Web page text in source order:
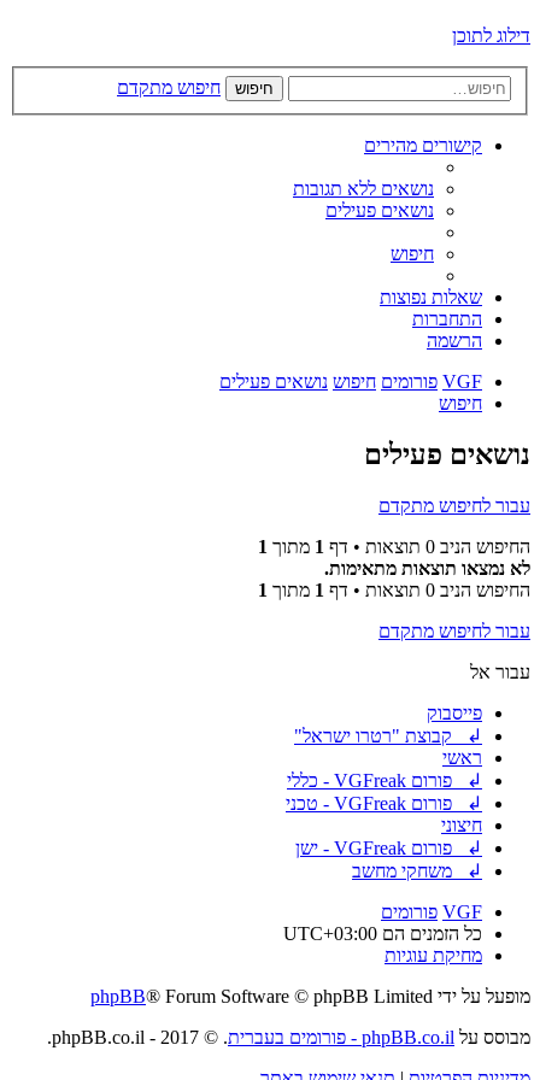
דילוג לתוכן
חיפוש חיפוש מתקדם
קישורים מהירים
נושאים ללא תגובות
נושאים פעילים
חיפוש
שאלות נפוצות
התחברות
הרשמה
VGF פורומים חיפוש נושאים פעילים
חיפוש
נושאים פעילים
עבור לחיפוש מתקדם
החיפוש הניב 0 תוצאות • דף
1 מתוך 1
לא נמצאו תוצאות מתאימות.
החיפוש הניב 0 תוצאות • דף
1 מתוך 1
עבור לחיפוש מתקדם
עבור אל
פייסבוק
↲ קבוצת "רטרו ישראל"
ראשי
↲ פורום VGFreak - כללי
↲ פורום VGFreak - טכני
חיצוני
↲ פורום VGFreak - ישן
↲ משחקי מחשב
VGF פורומים
כל הזמנים הם UTC+03:00
מחיקת עוגיות
מופעל על ידי
phpBB® Forum Software © phpBB Limited
מבוסס על phpBB.co.il - פורומים בעברית
. © 2017 - phpBB.co.il.